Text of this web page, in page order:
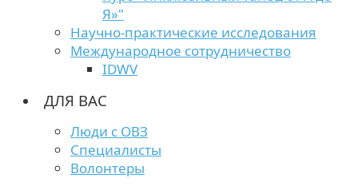
Я»"
Научно-практические исследования
Международное сотрудничество
IDWV
ДЛЯ ВАС
Люди с ОВЗ
Специалисты
Волонтеры